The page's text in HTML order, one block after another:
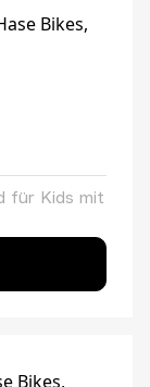
für Kids mit